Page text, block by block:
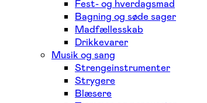
Fest- og hverdagsmad
Bagning og søde sager
Madfællesskab
Drikkevarer
Musik og sang
Strengeinstrumenter
Strygere
Blæsere